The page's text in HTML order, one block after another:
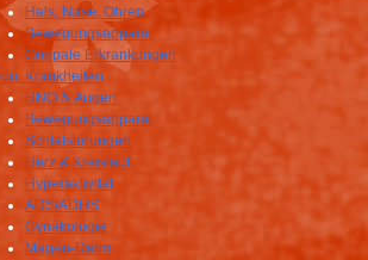
Hals, Nase, Ohren
Bewegungsapparat
Grippale Erkrankungen
Krankheiten
HNO & Augen
Bewegungsapparat
Schlafstörungen
Herz & Kreislauf
Hyperaktivität
ADS/ADHS
Gynäkologie
Magen-Darm